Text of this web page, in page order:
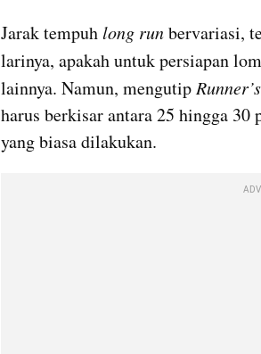
Jarak tempuh long run bervariasi,
larinya, apakah untuk persiapan
lainnya. Namun, mengutip
harus berkisar antara 25 hingga
yang biasa dilakukan.